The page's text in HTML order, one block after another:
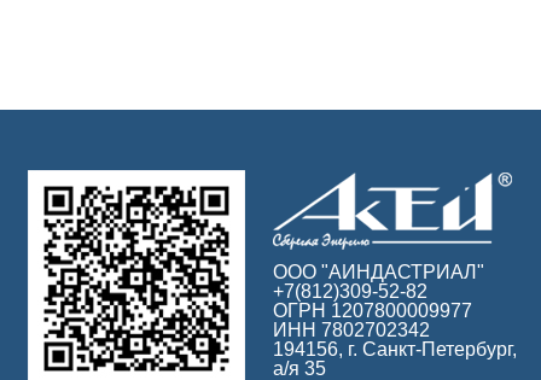
ООО "АИНДАСТРИАЛ"
+7(812)309-52-82
ОГРН 1207800009977
ИНН 7802702342
194156, г. Санкт-Петербург,
а/я 35